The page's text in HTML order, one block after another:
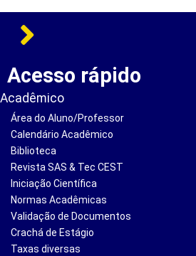
Acesso rápido
Acadêmico
Área do Aluno/Professor
Calendário Acadêmico
Biblioteca
Revista SAS & Tec CEST
Iniciação Científica
Normas Acadêmicas
Validação de Documentos
Crachá de Estágio
Taxas diversas